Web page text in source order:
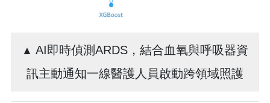
▲ AI即時偵測ARDS，結合血氧與呼吸器資
訊主動通知一線醫護人員啟動跨領域照護